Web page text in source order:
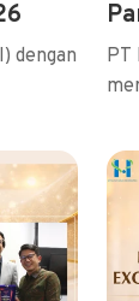
dengan
PT